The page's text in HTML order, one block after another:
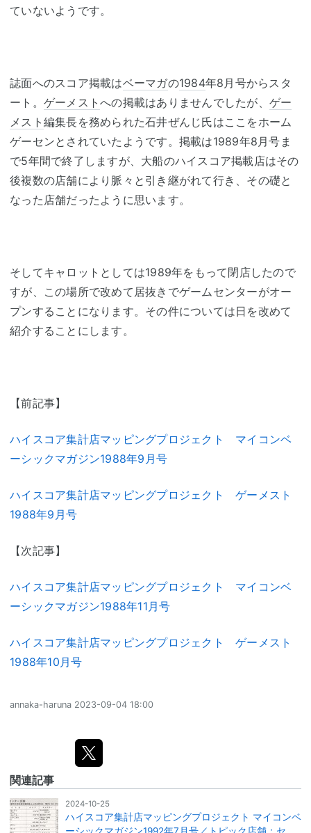
ていないようです。
誌面へのスコア掲載はベーマガの1984年8月号からスタ
ート。 ゲーメスト への掲載はありませんでしたが、 ゲー
メスト 編集長を務められた石井ぜんじ氏はここをホーム
ゲーセンとされていたようです。掲載は1989年8月号ま
で5年間で終了しますが、大船のハイスコア掲載店はその
後複数の店舗により脈々と引き継がれて行き、その礎と
なった店舗だったように思います。
そしてキャロットとしては1989年をもって閉店したので
すが、この場所で改めて居抜きでゲームセンターがオー
プンすることになります。その件については日を改めて
紹介することにします。
【前記事】
ハイスコア集計店マッピングプロジェクト マイコンベ
ーシックマガジン1988年9月号
ハイスコア集計店マッピングプロジェクト ゲーメスト
1988年9月号
【次記事】
ハイスコア集計店マッピングプロジェクト マイコンベ
ーシックマガジン1988年11月号
ハイスコア集計店マッピングプロジェクト ゲーメスト
1988年10月号
annaka-haruna 2023-09-04 18:00
関連記事
2024-10-25
ハイスコア集計店マッピングプロジェクト マイコンベ